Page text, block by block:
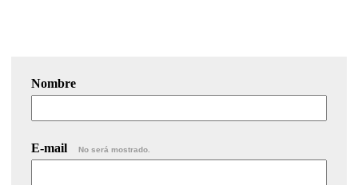
Nombre
E-mail No será mostrado.